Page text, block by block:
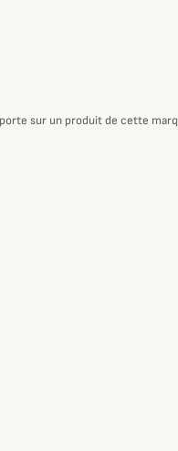
sur un produit de cette